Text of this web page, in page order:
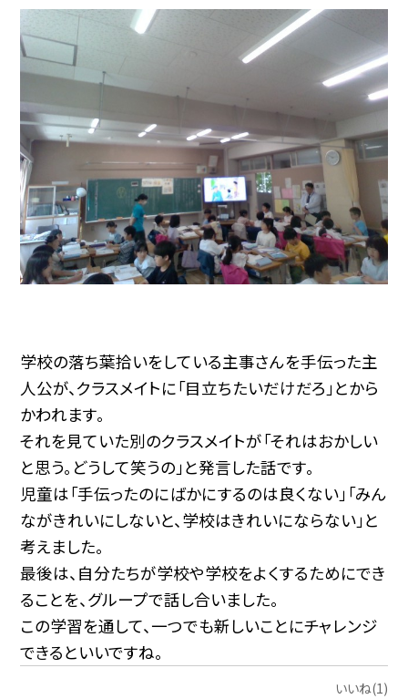
学校の落ち葉拾いをしている主事さんを手伝った主
人公が、クラスメイトに「目立ちたいだけだろ」とから
かわれます。
それを見ていた別のクラスメイトが「それはおかしい
と思う。どうして笑うの」と発言した話です。
児童は「手伝ったのにばかにするのは良くない」「みん
ながきれいにしないと、学校はきれいにならない」と
考えました。
最後は、自分たちが学校や学校をよくするためにでき
ることを、グループで話し合いました。
この学習を通して、一つでも新しいことにチャレンジ
できるといいですね。
いいね(1)